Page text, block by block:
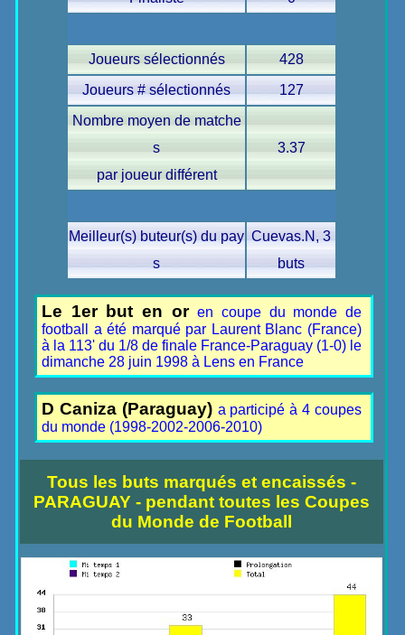
Joueurs sélectionnés
428
Joueurs # sélectionnés
127
Nombre moyen de matche
s
par joueur différent
3.37
Meilleur(s) buteur(s) du pay
s
Cuevas.N, 3
buts
Le 1er but en oren coupe du monde de
football a été marqué par Laurent Blanc (France)
à la 113' du 1/8 de finale France-Paraguay (1-0) le
dimanche 28 juin 1998 à Lens en France
D Caniza (Paraguay) a participé à 4 coupes
du monde (1998-2002-2006-2010)
Tous les buts marqués et encaissés -
PARAGUAY - pendant toutes les Coupes
du Monde de Football